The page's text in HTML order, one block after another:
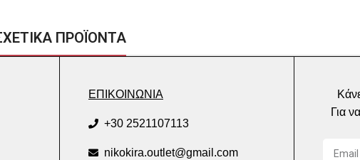
ΠΡΟΪΟΝΤΑ
ΕΠΙΚΟΙΝΩΝΙΑ
+30 2521107113
nikokira.outlet@gmail.com
Για